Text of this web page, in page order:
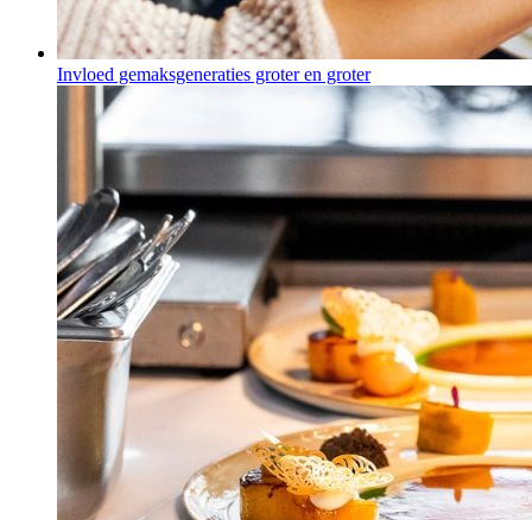
Invloed gemaksgeneraties groter en groter